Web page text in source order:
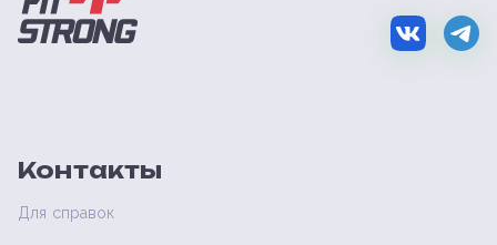
Контакты
Для справок